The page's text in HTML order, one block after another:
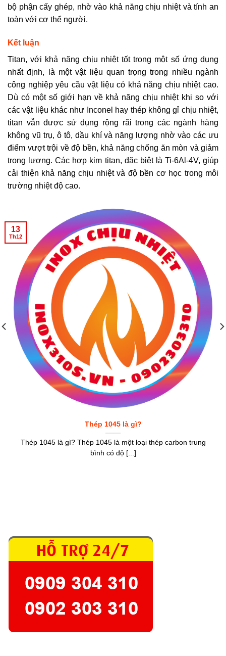
bộ phận cấy ghép, nhờ vào khả năng chịu nhiệt và tính an
toàn với cơ thể người.
Kết luận
Titan, với khả năng chịu nhiệt tốt trong một số ứng dụng
nhất định, là một vật liệu quan trọng trong nhiều ngành
công nghiệp yêu cầu vật liệu có khả năng chịu nhiệt cao.
Dù có một số giới hạn về khả năng chịu nhiệt khi so với
các vật liệu khác như Inconel hay thép không gỉ chịu nhiệt,
titan vẫn được sử dụng rộng rãi trong các ngành hàng
không vũ trụ, ô tô, dầu khí và năng lượng nhờ vào các ưu
điểm vượt trội về độ bền, khả năng chống ăn mòn và giảm
trọng lượng. Các hợp kim titan, đặc biệt là Ti-6Al-4V, giúp
cải thiện khả năng chịu nhiệt và độ bền cơ học trong môi
trường nhiệt độ cao.
Thép 1045 là gì?
Thép 1045 là gì? Thép 1045 là một loại thép carbon trung
bình có độ [...]
13
Th12